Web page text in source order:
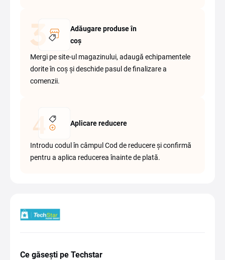
Adăugare produse în
coș
Mergi pe site-ul magazinului, adaugă echipamentele
dorite în coș și deschide pasul de finalizare a
comenzii.
Aplicare reducere
Introdu codul în câmpul Cod de reducere și confirmă
pentru a aplica reducerea înainte de plată.
Ce găsești pe Techstar